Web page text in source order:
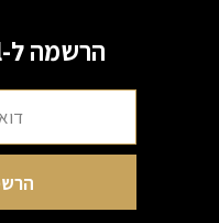
הרשמה ל-Fashion Israel